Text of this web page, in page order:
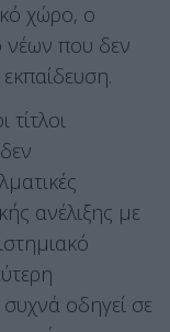
χώρο, ο
νέων που δεν
τίτλοι
ανέλιξης με
συχνά οδηγεί σε